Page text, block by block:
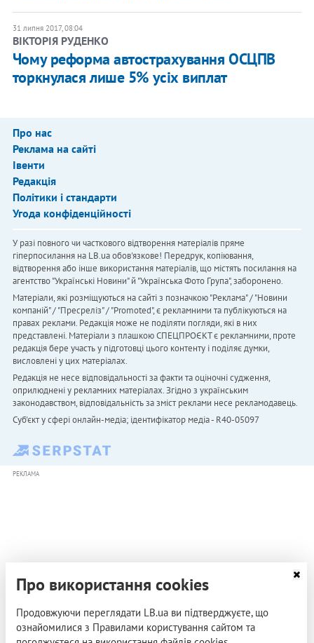
31 липня 2017, 08:04
ВІКТОРІЯ РУДЕНКО
Чому реформа автострахування ОСЦПВ
торкнулася лише 5% усіх виплат
Про нас
Реклама на сайті
Івенти
Редакція
Політики і стандарти
Угода конфіденційності
У разі повного чи часткового відтворення матеріалів пряме
гіперпосилання на LB.ua обов'язкове! Передрук, копіювання,
відтворення або інше використання матеріалів, що містять посилання на
агентство "Українськi Новини" й "Українська Фото Група", заборонено.
Матеріали, які розміщуються на сайті з позначкою "Реклама" / "Новини
компаній" / "Пресреліз" / "Promoted", є рекламними та публікуються на
правах реклами. Редакція може не поділяти погляди, які в них
представлені. Матеріали з плашкою СПЕЦПРОЄКТ є рекламними, проте
редакція бере участь у підготовці цього контенту і поділяє думки,
висловлені у цих матеріалах.
Редакція не несе відповідальності за факти та оціночні судження,
оприлюднені у рекламних матеріалах. Згідно з українським
законодавством, відповідальність за зміст реклами несе рекламодавець.
Cуб'єкт у сфері онлайн-медіа; ідентифікатор медіа - R40-05097
РЕКЛАМА
Про використання cookies
Продовжуючи переглядати LB.ua ви підтверджуєте, що
ознайомилися з Правилами користування сайтом та